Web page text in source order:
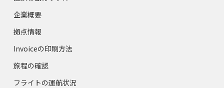
企業概要
拠点情報
Invoiceの印刷方法
旅程の確認
フライトの運航状況